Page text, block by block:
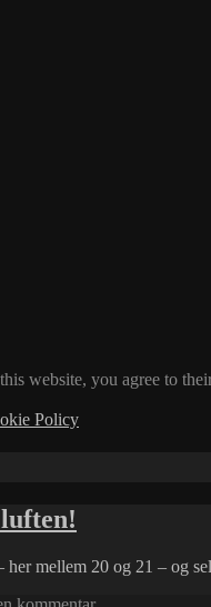
website, you agree to
Policy
her mellem 20 og 21 – og